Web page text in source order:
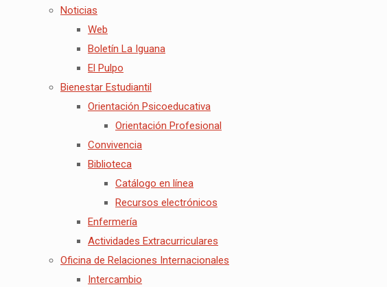
Noticias
Web
Boletín La Iguana
El Pulpo
Bienestar Estudiantil
Orientación Psicoeducativa
Orientación Profesional
Convivencia
Biblioteca
Catálogo en línea
Recursos electrónicos
Enfermería
Actividades Extracurriculares
Oficina de Relaciones Internacionales
Intercambio